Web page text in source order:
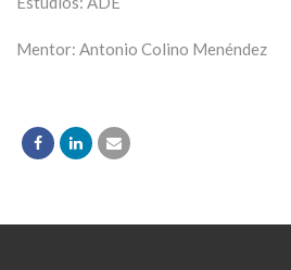
Mentor: Antonio Colino Menéndez